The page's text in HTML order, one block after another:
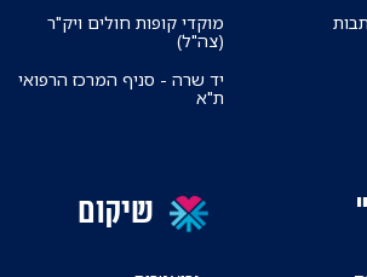
מוקדי קופות חולים ויק"ר
(צה"ל)
יד שרה - סניף המרכז הרפואי
ת"א
שיקום